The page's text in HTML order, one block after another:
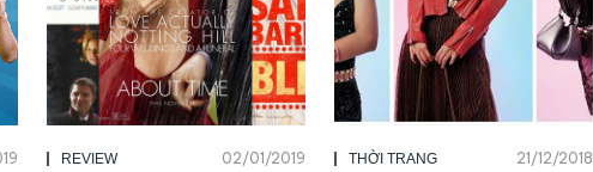
REVIEW 02/01/2019 THỜI TRANG 21/12/2018